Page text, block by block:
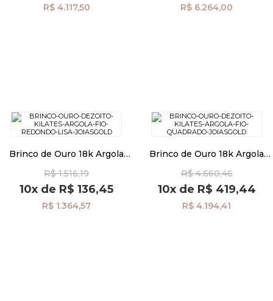
R$ 4.117,50 R$ 6.264,00
Brinco de Ouro 18k Argola
R$ 1.516,19
10x de R$ 136,45
R$ 1.364,57
Brinco de Ouro 18k Argola
R$ 4.660,46
10xde R$ 419,44
R$ 4.194,41